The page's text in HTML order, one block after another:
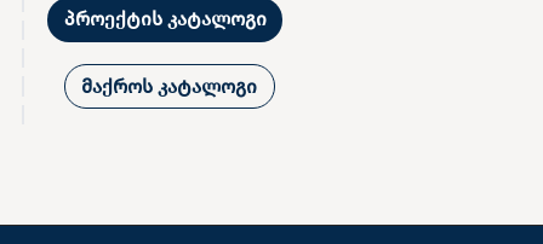
პროექტის კატალოგი
მაქროს კატალოგი